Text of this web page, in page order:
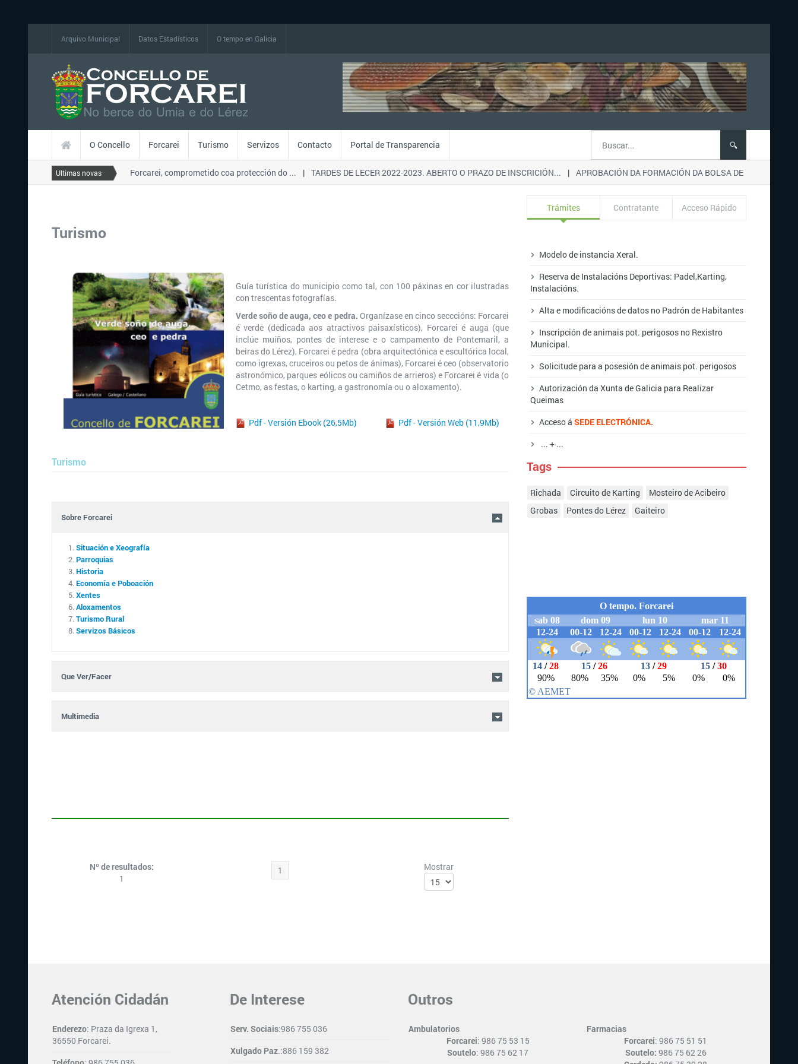
Arquivo Municipal Datos Estadísticos O tempo en Galicia
O Concello Forcarei Turismo Servizos Contacto Portal de Transparencia
Ultimas novas
O Concello de Forcarei, comprometido coa protección do ... TARDES DE LECER 2022-2023. ABERTO O PRAZO DE INSCRICIÓN... APROBACIÓN DA FORMACIÓN DA BOLSA DE EMPREGO
Turismo
Guía turística do municipio como tal, con 100 páxinas en cor ilustradas
con trescentas fotografías.
Verde soño de auga, ceo e pedra. Organízase en cinco secccións: Forcarei
é verde (dedicada aos atractivos paisaxísticos), Forcarei é auga (que
inclúe muíños, pontes de interese e o campamento de Pontemaril, a
beiras do Lérez), Forcarei é pedra (obra arquitectónica e escultórica local,
como igrexas, cruceiros ou petos de ánimas), Forcarei é ceo (observatorio
astronómico, parques eólicos ou camiños de arrieros) e Forcarei é vida (o
Cetmo, as festas, o karting, a gastronomía ou o aloxamento).
Pdf - Versión Ebook (26,5Mb) Pdf - Versión Web (11,9Mb)
Turismo
Sobre Forcarei
Situación e Xeografía
Parroquias
Historia
Economía e Poboación
Xentes
Aloxamentos
Turismo Rural
Servizos Básicos
Que Ver/Facer
Multimedia
Nº de resultados:
1
1 Mostrar
Trámites Contratante Acceso Rápido
Modelo de instancia Xeral.
Reserva de Instalacións Deportivas: Padel,Karting,
Instalacións.
Alta emodificaciónsde datos no Padrón de Habitantes
Inscripción de animais pot. perigosos no Rexistro
Municipal.
Solicitude para a posesión de animais pot. perigosos
Autorización da Xunta de Galicia para Realizar
Queimas
Acceso á SEDE ELECTRÓNICA.
... + ...
Tags
Richada Circuito de Karting
Mosteiro de Acibeiro
Grobas
Pontes do Lérez Gaiteiro
Atención Cidadán
Enderezo: Praza da Igrexa 1,
36550 Forcarei.
De Interese
Serv. Sociais:986 755 036
Xulgado Paz.:886 159 382
Outros
Ambulatorios
Forcarei: 986 75 53 15
Soutelo: 986 75 62 17
Farmacias
Forcarei: 986 75 51 51
Soutelo: 986 75 62 26